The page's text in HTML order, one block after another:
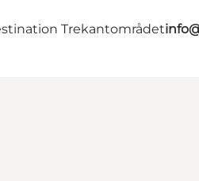
Trekantområdet